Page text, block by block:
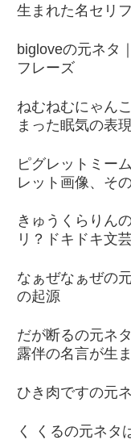
生まれた名セリ
bigloveの元ネタ
フレーズ
ねむねむにゃん
まった眠気の表現
ピグレットミー
レット画像、そ
きゅうくらりん
リ？ドキドキ文
なぁぜなぁぜの
の起源
だが断るの元ネ
露伴の名言が生
ひき肉ですの元
く くるの元ネタ